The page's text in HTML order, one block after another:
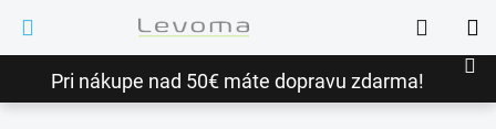
obsah
Pri nákupe nad 50€ máte dopravu zdarma!
Hľadať